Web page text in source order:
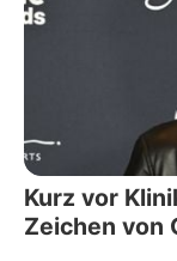
Kurz vor
Zeichen von